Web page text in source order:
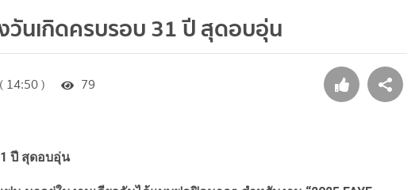
นเกิดครบรอบ 31 ปี สุดอบอุ่น
14:50 ) 79
ปี สุดอบอุ่น